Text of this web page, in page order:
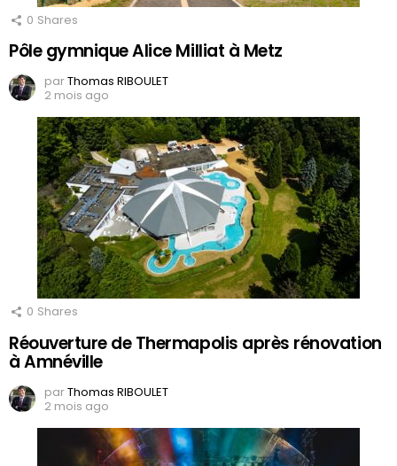
0 Shares
Pôle gymnique Alice Milliat à Metz
parThomas RIBOULET
2 mois ago
0 Shares
Réouverture de Thermapolis après rénovation
à Amnéville
parThomas RIBOULET
2 mois ago